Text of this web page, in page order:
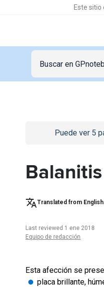
Este
/iniciar-sesion
Puede ver 5
Translated from
Last reviewed 1 ene 2018
Equipo de redacción
Esta afección se
placa brillante,